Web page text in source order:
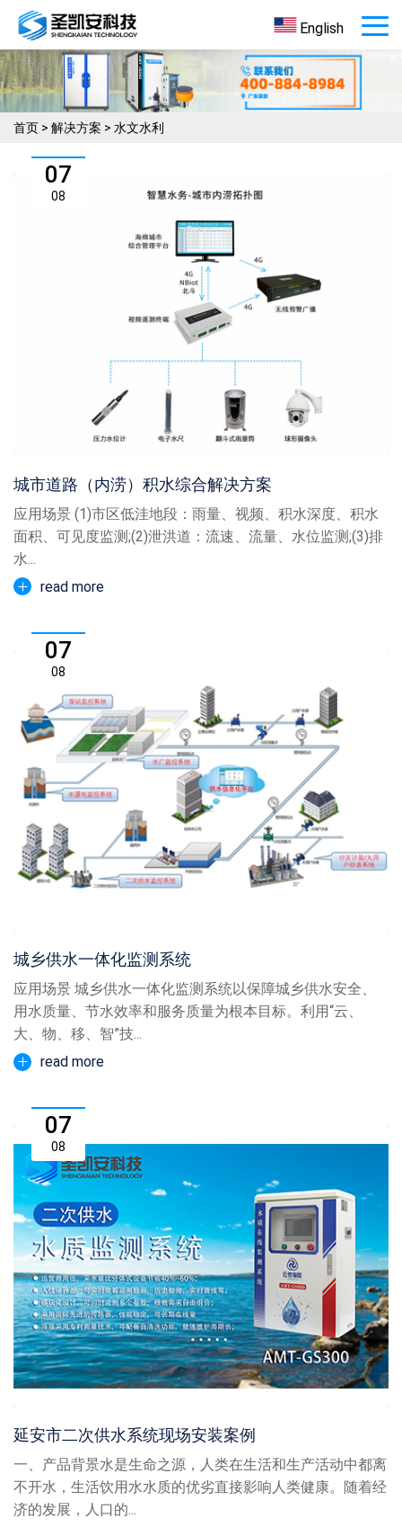
English
首页 > 解决方案 > 水文水利
07
08
城市道路（内涝）积水综合解决方案
应用场景 (1)市区低洼地段：雨量、视频、积水深度、积水
面积、可见度监测;(2)泄洪道：流速、流量、水位监测;(3)排
水...
read more
07
08
城乡供水一体化监测系统
应用场景 城乡供水一体化监测系统以保障城乡供水安全、
用水质量、节水效率和服务质量为根本目标。利用“云、
大、物、移、智”技...
read more
07
08
延安市二次供水系统现场安装案例
一、产品背景水是生命之源，人类在生活和生产活动中都离
不开水，生活饮用水水质的优劣直接影响人类健康。随着经
济的发展，人口的...